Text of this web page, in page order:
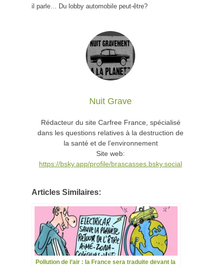
il parle… Du lobby automobile peut-être?
Nuit Grave
Rédacteur du site Carfree France, spécialisé
dans les questions relatives à la destruction de
la santé et de l’environnement
Site web:
https://bsky.app/profile/brascasses.bsky.social
Articles Similaires:
Pollution de l’air : la France sera traduite devant la